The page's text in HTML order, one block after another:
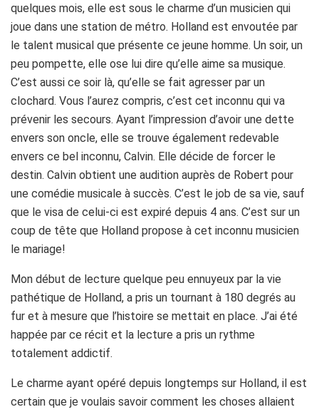
quelques mois, elle est sous le charme d’un musicien qui
joue dans une station de métro. Holland est envoutée par
le talent musical que présente ce jeune homme. Un soir, un
peu pompette, elle ose lui dire qu’elle aime sa musique.
C’est aussi ce soir là, qu’elle se fait agresser par un
clochard. Vous l’aurez compris, c’est cet inconnu qui va
prévenir les secours. Ayant l’impression d’avoir une dette
envers son oncle, elle se trouve également redevable
envers ce bel inconnu, Calvin. Elle décide de forcer le
destin. Calvin obtient une audition auprès de Robert pour
une comédie musicale à succès. C’est le job de sa vie, sauf
que le visa de celui-ci est expiré depuis 4 ans. C’est sur un
coup de tête que Holland propose à cet inconnu musicien
le mariage!
Mon début de lecture quelque peu ennuyeux par la vie
pathétique de Holland, a pris un tournant à 180 degrés au
fur et à mesure que l’histoire se mettait en place. J’ai été
happée par ce récit et la lecture a pris un rythme
totalement addictif.
Le charme ayant opéré depuis longtemps sur Holland, il est
certain que je voulais savoir comment les choses allaient